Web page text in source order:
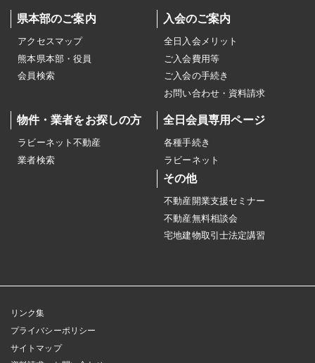
県本部のご案内
アクセスマップ
熊本県本部・役員
会員検索
入会のご案内
全日入会メリット
ご入会費用等
ご入会の手続き
お問い合わせ・資料請求
物件・業者をお探しの方
ラビーネット不動産
業者検索
全日会員専用ページ
各種手続き
ラビーネット
その他
不動産開業支援セミナー
不動産無料相談会
宅地建物取引士法定講習
リンク集
プライバシーポリシー
サイトマップ